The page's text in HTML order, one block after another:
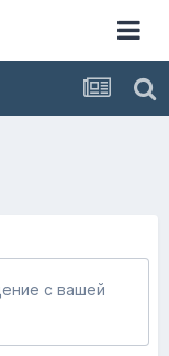
с вашей